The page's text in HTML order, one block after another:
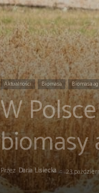
Aktualności Biomasa Biomasa
W
biomasy
Przez Daria Lisiecka - 23